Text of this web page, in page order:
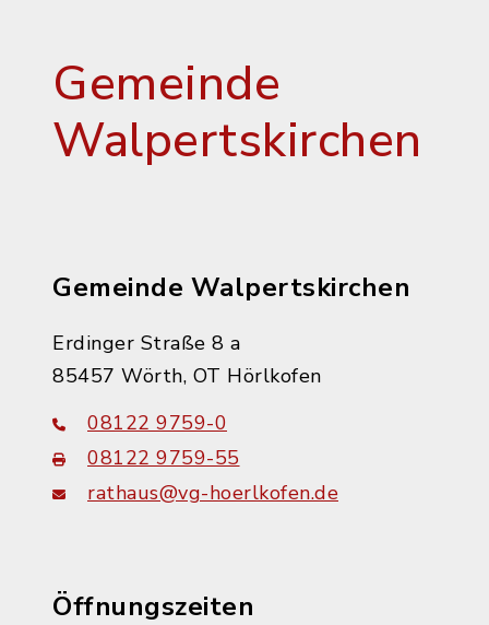
Gemeinde
Walpertskirchen
Gemeinde Walpertskirchen
Erdinger Straße 8 a
85457 Wörth, OT Hörlkofen
08122 9759-0
08122 9759-55
rathaus@vg-hoerlkofen.de
Öffnungszeiten